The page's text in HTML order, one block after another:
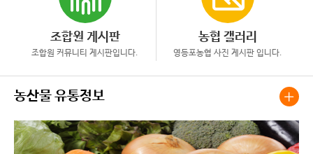
조합원 게시판
조합원 커뮤니티 게시판입니다.
농협 갤러리
영등포농협 사진 게시판 입니다.
농산물 유통정보